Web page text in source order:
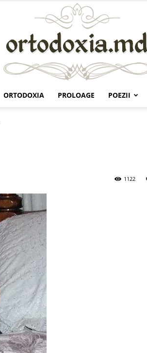
ORTODOXIA PROLOAGE POEZII
1122